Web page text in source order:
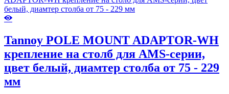
Tannoy POLE MOUNT ADAPTOR-WH
крепление на столб для AMS-серии,
цвет белый, диамтер столба от 75 - 229
мм